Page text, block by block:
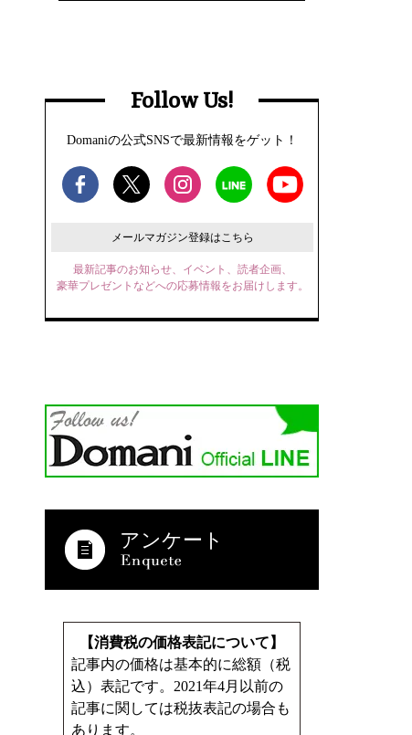
Follow Us!
Domaniの公式SNSで最新情報をゲット！
メールマガジン登録はこちら
最新記事のお知らせ、イベント、読者企画、
豪華プレゼントなどへの応募情報をお届けします。
アンケート
【消費税の価格表記について】
記事内の価格は基本的に総額（税
込）表記です。2021年4月以前の
記事に関しては税抜表記の場合も
あります。